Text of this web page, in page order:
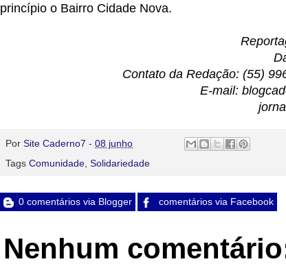
princípio o Bairro Cidade Nova.
Contato da Redação: (55)
E-mail:
Por Site Caderno7 - 08 junho
Tags Comunidade Solidariedade
0 comentários via Blogger comentários via Facebook
Nenhum